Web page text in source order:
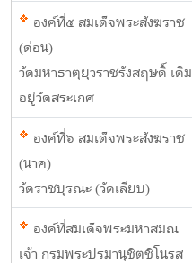
องค์ที่๕ สมเด็จพระสังฆราช
(ด่อน)
วัดมหาธาตุยุวราชรังสฤษดิ์ เดิม
อยู่วัดสระเกศ
องค์ที่๖ สมเด็จพระสังฆราช
(นาค)
วัดราชบุรณะ (วัดเลียบ)
องค์ที่สมเด็จพระมหาสมณ
เจ้า กรมพระปรมานุชิตชิโนรส